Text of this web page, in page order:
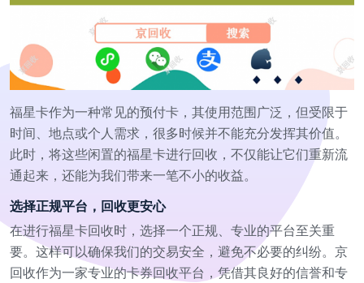
福星卡作为一种常见的预付卡，其使用范围广泛，但受限于
时间、地点或个人需求，很多时候并不能充分发挥其价值。
此时，将这些闲置的福星卡进行回收，不仅能让它们重新流
通起来，还能为我们带来一笔不小的收益。
选择正规平台，回收更安心
在进行福星卡回收时，选择一个正规、专业的平台至关重
要。这样可以确保我们的交易安全，避免不必要的纠纷。京
回收作为一家专业的卡券回收平台，凭借其良好的信誉和专